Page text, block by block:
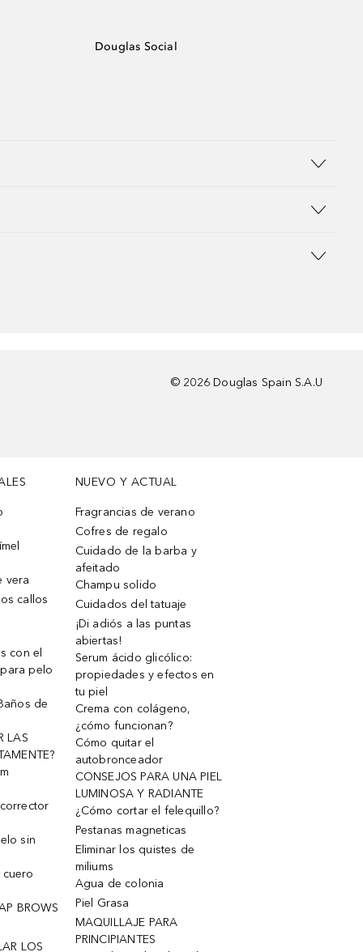
Douglas Social
© 2026 Douglas Spain S.A.U
vera
callos
con el
pelo
de
LAS
sin
cuero
BROWS
LOS
NUEVO Y ACTUAL
Fragrancias de verano
Cofres de regalo
Cuidado de la barba y
afeitado
Champu solido
Cuidados del tatuaje
¡Di adiós a las puntas
abiertas!
Serum ácido glicólico:
propiedades y efectos en
tu piel
Crema con colágeno,
¿cómo funcionan?
Cómo quitar el
autobronceador
CONSEJOS PARA UNA PIEL
LUMINOSA Y RADIANTE
¿Cómo cortar el felequillo?
Pestanas magneticas
Eliminar los quistes de
miliums
Agua de colonia
Piel Grasa
MAQUILLAJE PARA
PRINCIPIANTES